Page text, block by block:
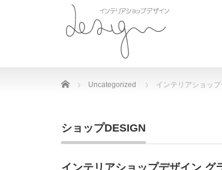
Home Uncategorized インテリアショッ
ショップDESIGN
インテリアショップデザイン グ